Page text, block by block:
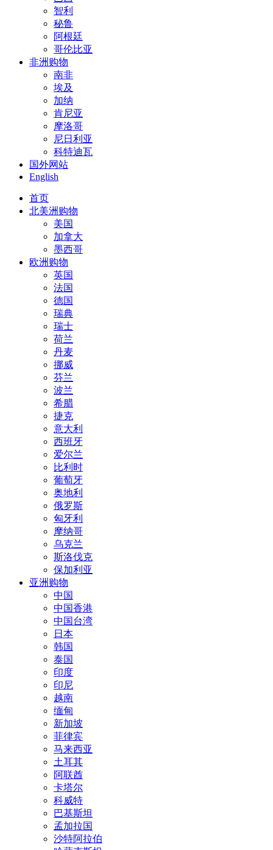
智利
秘鲁
阿根廷
哥伦比亚
非洲购物
南非
埃及
加纳
肯尼亚
摩洛哥
尼日利亚
科特迪瓦
国外网站
English
首页
北美洲购物
美国
加拿大
墨西哥
欧洲购物
英国
法国
德国
瑞典
瑞士
荷兰
丹麦
挪威
芬兰
波兰
希腊
捷克
意大利
西班牙
爱尔兰
比利时
葡萄牙
奥地利
俄罗斯
匈牙利
摩纳哥
乌克兰
斯洛伐克
保加利亚
亚洲购物
中国
中国香港
中国台湾
日本
韩国
泰国
印度
印尼
越南
缅甸
新加坡
菲律宾
马来西亚
土耳其
阿联酋
卡塔尔
科威特
巴基斯坦
孟加拉国
沙特阿拉伯